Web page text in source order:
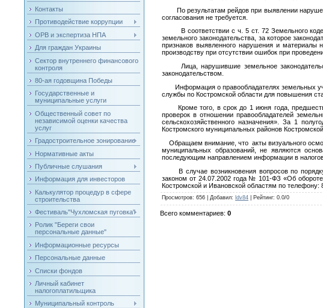
Контакты
Противодействие коррупции
ОРВ и экспертиза НПА
Для граждан Украины
Сектор внутреннего финансового
контроля
80-ая годовщина Победы
Государственные и
муниципальные услуги
Общественный совет по
независимой оценки качества
услуг
Градостроительное зонирование
Нормативные акты
Публичные слушания
Информация для инвесторов
Калькулятор процедур в сфере
строительства
Фестиваль"Чухломская пуговка"
Ролик "Береги свои
персональные данные"
Информационные ресурсы
Персональные данные
Списки фондов
Личный кабинет
налогоплатильщика
Муниципальный контроль
По результатам рейдов при выявлении
согласования не требуется.
В соответствии с ч. 5 ст. 72 Земельного
земельного законодательства, за которое
признаков выявленного нарушения и материалы
производству при отсутствии ошибок при
Лица, нарушившие земельное
законодательством.
Информация о правообладателях земельных
службы по Костромской области для повышения
Кроме того, в срок до 1 июня года,
проверок в отношении правообладателей
сельскохозяйственного назначения». За 1
Костромского муниципальных районов
Обращаем внимание, что акты визуального
муниципальных образований, не являются
последующим направлением информации в
В случае возникновения вопросов по порядку
законом от 24.07.2002 года № 101-ФЗ «Об обороте
Костромской и Ивановской областям по телефону:
Просмотров: 656 | Добавил: ldv84| Рейтинг: 0.0/0
Всего комментариев: 0